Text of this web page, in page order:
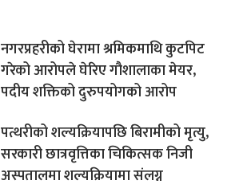
नगरप्रहरीको घेरामा श्रमिकमाथि कुटपिट
गरेको आरोपले घेरिए गौशालाका मेयर,
पदीय शक्तिको दुरुपयोगको आरोप
पत्थरीको शल्यक्रियापछि बिरामीको मृत्यु,
सरकारी छात्रवृत्तिका चिकित्सक निजी
अस्पतालमा शल्यक्रियामा संलग्न